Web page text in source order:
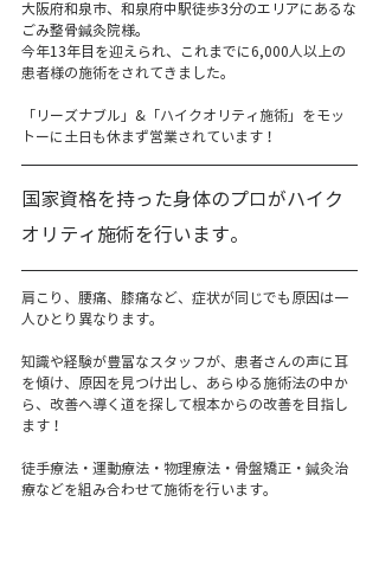
大阪府和泉市、和泉府中駅徒歩3分のエリアにあるな
ごみ整骨鍼灸院様。
今年13年目を迎えられ、これまでに6,000人以上の
患者様の施術をされてきました。
「リーズナブル」&「ハイクオリティ施術」をモッ
トーに土日も休まず営業されています！
国家資格を持った身体のプロがハイク
オリティ施術を行います。
肩こり、腰痛、膝痛など、症状が同じでも原因は一
人ひとり異なります。
知識や経験が豊富なスタッフが、患者さんの声に耳
を傾け、原因を見つけ出し、あらゆる施術法の中か
ら、改善へ導く道を探して根本からの改善を目指し
ます！
徒手療法・運動療法・物理療法・骨盤矯正・鍼灸治
療などを組み合わせて施術を行います。